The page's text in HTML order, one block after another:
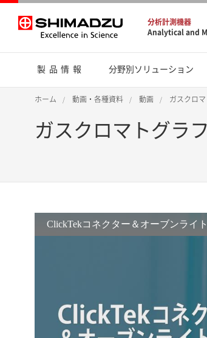
分析計測機器
Analytical and
製品情報 分野別ソリューション
ホーム 動画・各種資料 動画 ガスクロマ
ガスクロマトグラ